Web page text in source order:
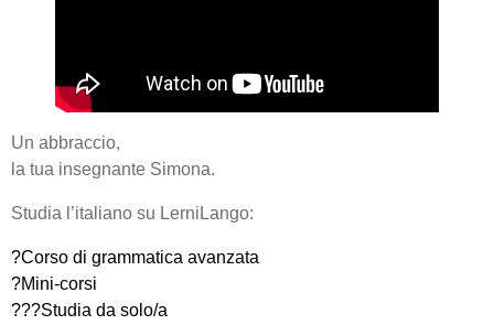
Un abbraccio,
la tua insegnante Simona.
Studia l’italiano su LerniLango:
?Corso di grammatica avanzata
?Mini-corsi
??‍?Studia da solo/a